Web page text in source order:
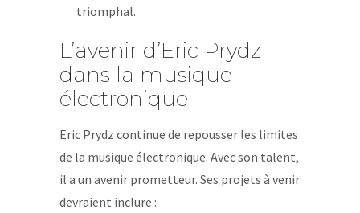
triomphal.
L’avenir d’Eric Prydz
dans la musique
électronique
Eric Prydz continue de repousser les limites
de la musique électronique. Avec son talent,
il a un avenir prometteur. Ses projets à venir
devraient inclure :